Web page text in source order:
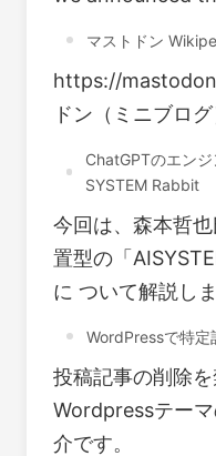
マストドン
https://
ドン（ミニブロ
ChatGPTのエン
SYSTEM Rabbit
今回は、森本哲
置型の「
に ついて解説し
WordPressで特定
投稿記事の削除
Wordpressテー
介です。